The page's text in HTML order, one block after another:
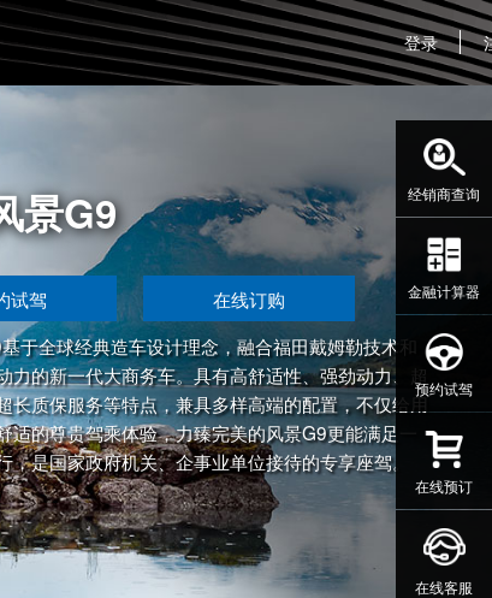
登录
经销商查询
金融计算器
预约试驾
在线预订
在线客服
在线订购
车设计理念，融合福田戴姆勒技术和
务车。具有高舒适性、强劲动力、超
点，兼具多样高端的配置，不仅给用
体验，力臻完美的风景G9更能满足一
关、企事业单位接待的专享座驾。